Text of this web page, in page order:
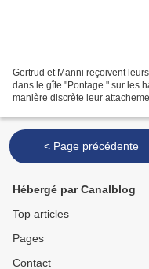
Gertrud et Manni reçoivent
dans le gîte "Pontage " sur les
manière discrète leur
< Page précédente
Hébergé par Canalblog
Top articles
Pages
Contact